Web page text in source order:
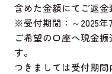
含めた金額にてご返金
※受付期間：～2025年
ご希望の口座へ現金
す。
つきましては受付期